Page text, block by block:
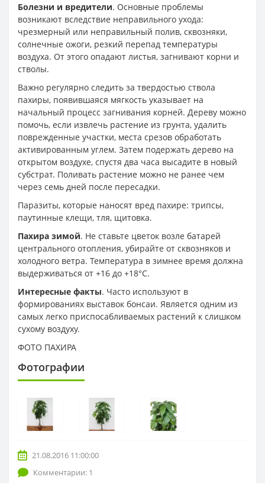
Болезни и вредители. Основные проблемы
возникают вследствие неправильного ухода:
чрезмерный или неправильный полив, сквозняки,
солнечные ожоги, резкий перепад температуры
воздуха. От этого опадают листья, загнивают корни и
стволы.
Важно регулярно следить за твердостью ствола
пахиры, появившаяся мягкость указывает на
начальный процесс загнивания корней. Дереву можно
помочь, если извлечь растение из грунта, удалить
поврежденные участки, места срезов обработать
активированным углем. Затем подержать дерево на
открытом воздухе, спустя два часа высадите в новый
субстрат. Поливать растение можно не ранее чем
через семь дней после пересадки.
Паразиты, которые наносят вред пахире: трипсы,
паутинные клещи, тля, щитовка.
Пахира зимой. Не ставьте цветок возле батарей
центрального отопления, убирайте от сквозняков и
холодного ветра. Температура в зимнее время должна
выдерживаться от +16 до +18°С.
Интересные факты. Часто используют в
формированиях выставок бонсаи. Является одним из
самых легко приспосабливаемых растений к слишком
сухому воздуху.
ФОТО ПАХИРА
Фотографии
21.08.2016 11:00:00
Комментарии: 1